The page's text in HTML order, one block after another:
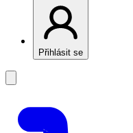
Přihlásit se